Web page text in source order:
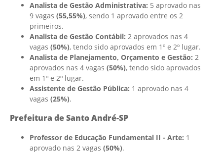
Analista de Gestão Administrativa: 5 aprovado nas
9 vagas (55,55%), sendo 1 aprovado entre os 2
primeiros.
Analista de Gestão Contábil: 2 aprovados nas 4
vagas (50%), tendo sido aprovados em 1º e 2º lugar.
Analista de Planejamento, Orçamento e Gestão: 2
aprovados nas 4 vagas (50%), tendo sido aprovados
em 1º e 2º lugar.
Assistente de Gestão Pública: 1 aprovado nas 4
vagas (25%).
Prefeitura de Santo André-SP
Professor de Educação Fundamental II - Arte: 1
aprovado nas 2 vagas (50%).